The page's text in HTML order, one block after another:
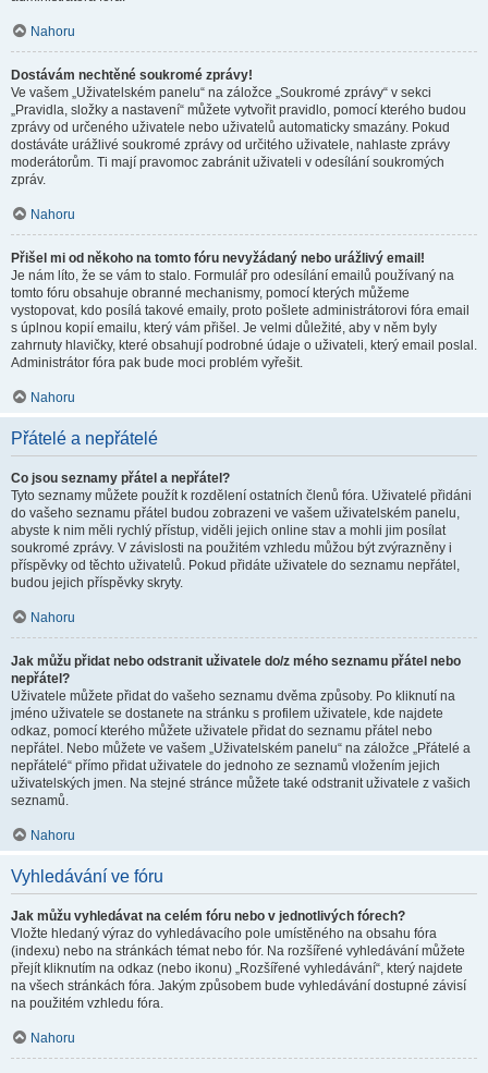
Nahoru
Dostávám nechtěné soukromé zprávy!
Ve vašem „Uživatelském panelu“ na záložce „Soukromé zprávy“ v sekci
„Pravidla, složky a nastavení“ můžete vytvořit pravidlo, pomocí kterého budou
zprávy od určeného uživatele nebo uživatelů automaticky smazány. Pokud
dostáváte urážlivé soukromé zprávy od určitého uživatele, nahlaste zprávy
moderátorům. Ti mají pravomoc zabránit uživateli v odesílání soukromých
zpráv.
Nahoru
Přišel mi od někoho na tomto fóru nevyžádaný nebo urážlivý email!
Je nám líto, že se vám to stalo. Formulář pro odesílání emailů používaný na
tomto fóru obsahuje obranné mechanismy, pomocí kterých můžeme
vystopovat, kdo posílá takové emaily, proto pošlete administrátorovi fóra email
s úplnou kopií emailu, který vám přišel. Je velmi důležité, aby v něm byly
zahrnuty hlavičky, které obsahují podrobné údaje o uživateli, který email poslal.
Administrátor fóra pak bude moci problém vyřešit.
Nahoru
Přátelé a nepřátelé
Co jsou seznamy přátel a nepřátel?
Tyto seznamy můžete použít k rozdělení ostatních členů fóra. Uživatelé přidáni
do vašeho seznamu přátel budou zobrazeni ve vašem uživatelském panelu,
abyste k nim měli rychlý přístup, viděli jejich online stav a mohli jim posílat
soukromé zprávy. V závislosti na použitém vzhledu můžou být zvýrazněny i
příspěvky od těchto uživatelů. Pokud přidáte uživatele do seznamu nepřátel,
budou jejich příspěvky skryty.
Nahoru
Jak můžu přidat nebo odstranit uživatele do/z mého seznamu přátel nebo
nepřátel?
Uživatele můžete přidat do vašeho seznamu dvěma způsoby. Po kliknutí na
jméno uživatele se dostanete na stránku s profilem uživatele, kde najdete
odkaz, pomocí kterého můžete uživatele přidat do seznamu přátel nebo
nepřátel. Nebo můžete ve vašem „Uživatelském panelu“ na záložce „Přátelé a
nepřátelé“ přímo přidat uživatele do jednoho ze seznamů vložením jejich
uživatelských jmen. Na stejné stránce můžete také odstranit uživatele z vašich
seznamů.
Nahoru
Vyhledávání ve fóru
Jak můžu vyhledávat na celém fóru nebo v jednotlivých fórech?
Vložte hledaný výraz do vyhledávacího pole umístěného na obsahu fóra
(indexu) nebo na stránkách témat nebo fór. Na rozšířené vyhledávání můžete
přejít kliknutím na odkaz (nebo ikonu) „Rozšířené vyhledávání“, který najdete
na všech stránkách fóra. Jakým způsobem bude vyhledávání dostupné závisí
na použitém vzhledu fóra.
Nahoru